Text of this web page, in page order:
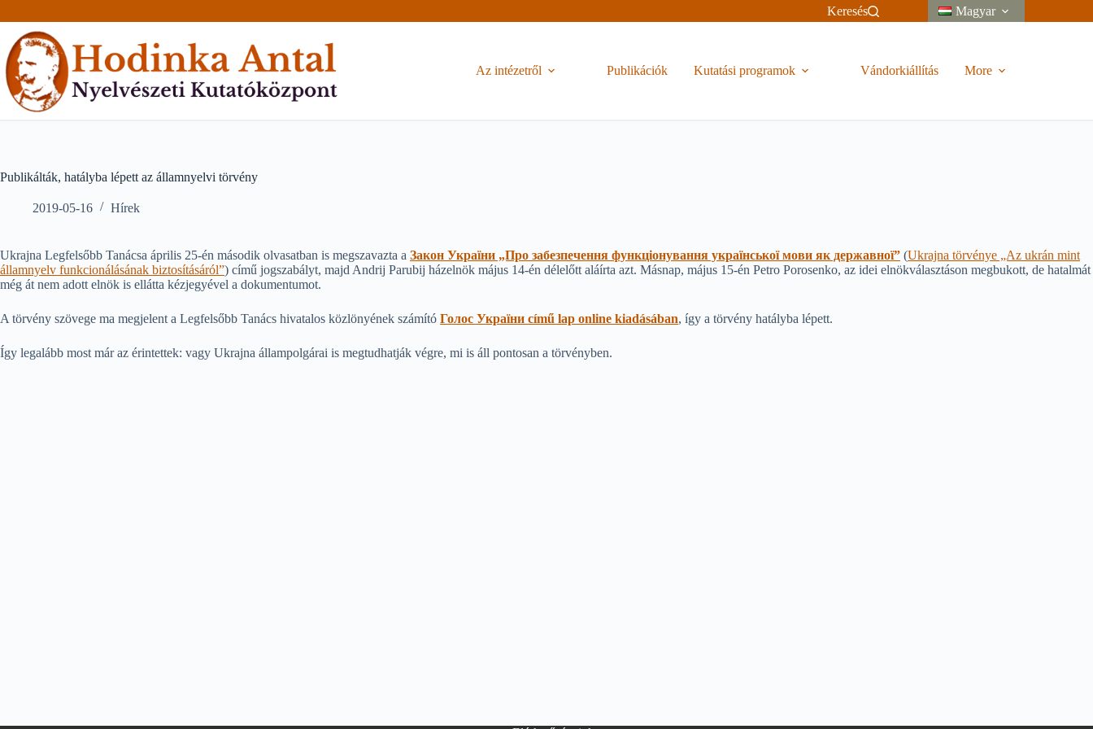
to
content
Keresés Magyar
Az intézetről Publikációk Kutatási programok Vándorkiállítás More
Publikálták, hatályba lépett az államnyelvi törvény
2019-05-16 Hírek
Ukrajna Legfelsőbb Tanácsa április 25-én második olvasatban is megszavazta a Закон України „Про забезпечення функціонування української мови як державної” (Ukrajna törvénye „Az ukrán mint
államnyelv funkcionálásának biztosításáról”) című jogszabályt, majd Andrij Parubij házelnök május 14-én délelőtt aláírta azt. Másnap, május 15-én Petro Porosenko, az idei elnökválasztáson megbukott, de hatalmát
még át nem adott elnök is ellátta kézjegyével a dokumentumot.
A törvény szövege ma megjelent a Legfelsőbb Tanács hivatalos közlönyének számító Голос України című lap online kiadásában, így a törvény hatályba lépett.
Így legalább most már az érintettek: vagy Ukrajna állampolgárai is megtudhatják végre, mi is áll pontosan a törvényben.